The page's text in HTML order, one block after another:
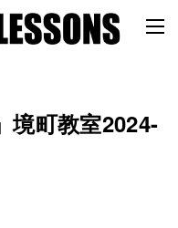
境町教室2024-